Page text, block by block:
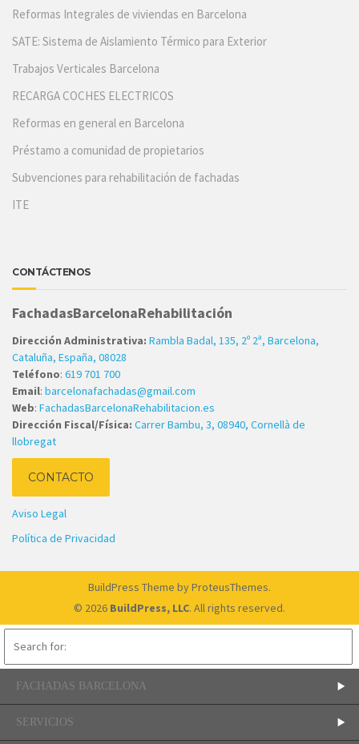
Reformas Integrales de viviendas en Barcelona
SATE: Sistema de Aislamiento Térmico para Exterior
Trabajos Verticales Barcelona
RECARGA COCHES ELECTRICOS
Reformas en general en Barcelona
Préstamo a comunidad de propietarios
Subvenciones para rehabilitación de fachadas
ITE
CONTÁCTENOS
FachadasBarcelonaRehabilitación
Dirección Administrativa: Rambla Badal, 135, 2º 2ª, Barcelona,
Cataluña, España, 08028
Teléfono: 619 701 700
Email: barcelonafachadas@gmail.com
Web: FachadasBarcelonaRehabilitacion.es
Dirección Fiscal/Física: Carrer Bambu, 3, 08940, Cornellà de
llobregat
CONTACTO
Aviso Legal
Política de Privacidad
BuildPress Theme by ProteusThemes.
© 2026 BuildPress, LLC. All rights reserved.
FACHADAS BARCELONA
SERVICIOS